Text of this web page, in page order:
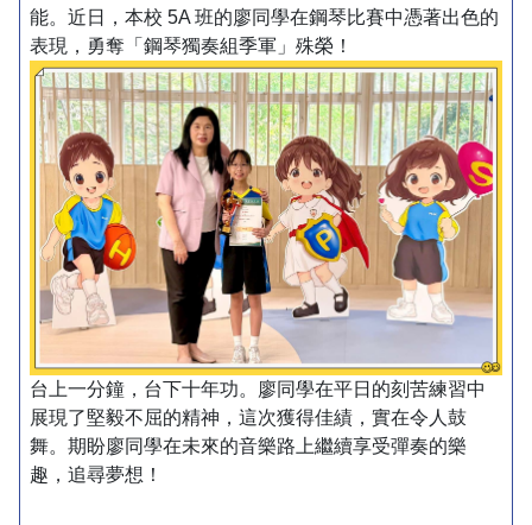
能。近日，本校 5A 班的廖同學在鋼琴比賽中憑著出色的
表現，勇奪「鋼琴獨奏組季軍」殊榮！
台上一分鐘，台下十年功。廖同學在平日的刻苦練習中
展現了堅毅不屈的精神，這次獲得佳績，實在令人鼓
舞。期盼廖同學在未來的音樂路上繼續享受彈奏的樂
趣，追尋夢想！